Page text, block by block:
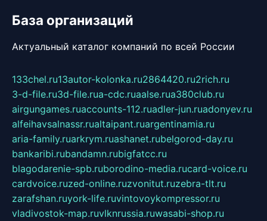
База организаций
Актуальный каталог компаний по всей России
133chel.ru13autor-kolonka.ru2864420.ru2rich.ru
3-d-file.ru3d-file.rua-cdc.ruaalse.rua380club.ru
airgungames.ruaccounts-112.ruadler-jun.ruadonyev.ru
alfeihavsalnassr.rualtaipant.ruargentinamia.ru
aria-family.ruarkrym.ruashanet.rubelgorod-day.ru
bankaribi.rubandamn.rubigfatcc.ru
blagodarenie-spb.ruborodino-media.rucard-voice.ru
cardvoice.ruzed-online.ruzvonitut.ruzebra-tlt.ru
zarafshan.ruyork-life.ruvintovoykompressor.ru
vladivostok-map.ruvlknrussia.ruwasabi-shop.ru